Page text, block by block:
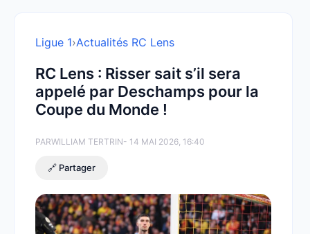
Ligue 1›Actualités RC Lens
RC Lens : Risser sait s’il sera
appelé par Deschamps pour la
Coupe du Monde !
PARWILLIAM TERTRIN- 14 MAI 2026, 16:40
🔗 Partager